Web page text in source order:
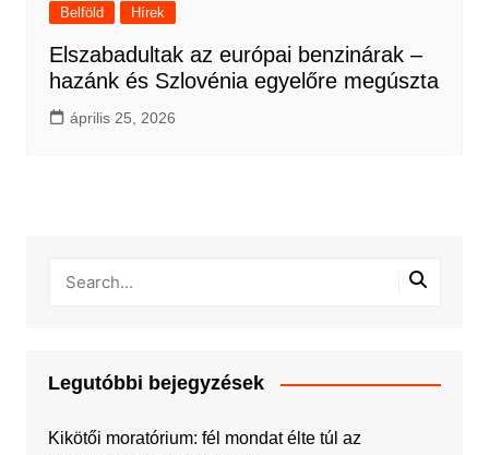
Belföld Hírek
Elszabadultak az európai benzinárak –
hazánk és Szlovénia egyelőre megúszta
április 25, 2026
Legutóbbi bejegyzések
Kikötői moratórium: fél mondat élte túl az